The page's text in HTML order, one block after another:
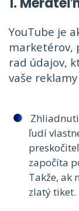
YouTube je
marketérov,
rad údajov,
vaše
ľudí
započíta
Takže, ak
zlatý tiket.